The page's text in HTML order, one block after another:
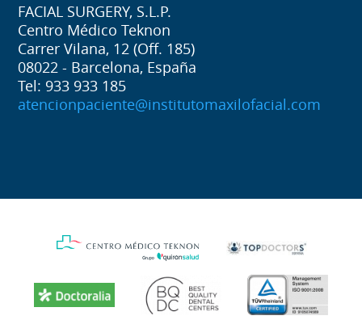
FACIAL SURGERY, S.L.P.
Centro Médico Teknon
Carrer Vilana, 12 (Off. 185)
08022 - Barcelona, España
Tel: 933 933 185
atencionpaciente@institutomaxilofacial.com